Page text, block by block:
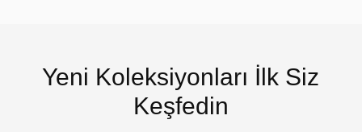
Yeni Koleksiyonları İlk Siz
Keşfedin